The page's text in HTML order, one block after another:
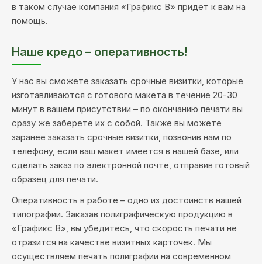
в таком случае компания «Графикс В» придет к вам на
помощь.
Наше кредо – оперативность!
У нас вы сможете заказать срочные визитки, которые
изготавливаются с готового макета в течение 20-30
минут в вашем присутствии – по окончанию печати вы
сразу же заберете их с собой. Также вы можете
заранее заказать срочные визитки, позвонив нам по
телефону, если ваш макет имеется в нашей базе, или
сделать заказ по электронной почте, отправив готовый
образец для печати.
Оперативность в работе – одно из достоинств нашей
типографии. Заказав полиграфическую продукцию в
«Графикс В», вы убедитесь, что скорость печати не
отразится на качестве визитных карточек. Мы
осуществляем печать полиграфии на современном